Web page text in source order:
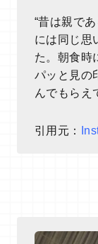
“昔は親で
には同じ思
た。朝食時
パッと見の
んでもらえ
引用元：